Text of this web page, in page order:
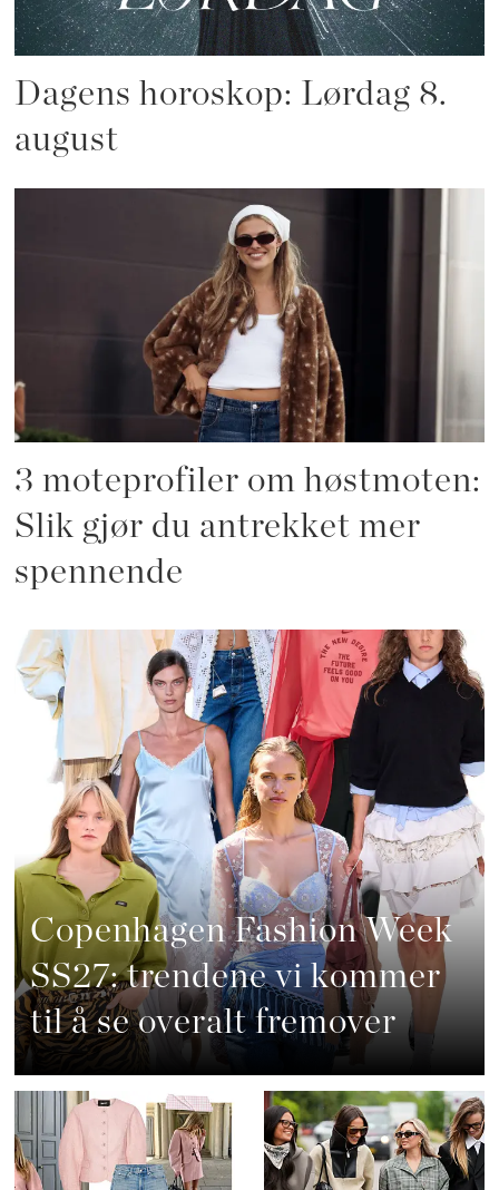
Dagens horoskop: Lørdag 8.
august
3 moteprofiler om høstmoten:
Slik gjør du antrekket mer
spennende
Copenhagen Fashion Week
SS27: trendene vi kommer
til å se overalt fremover